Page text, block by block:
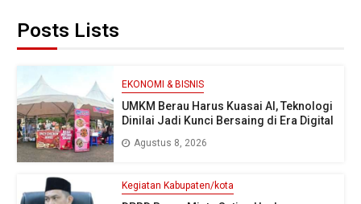
Posts Lists
EKONOMI & BISNIS
UMKM Berau Harus Kuasai AI, Teknologi
Dinilai Jadi Kunci Bersaing di Era Digital
Agustus 8, 2026
Kegiatan Kabupaten/kota